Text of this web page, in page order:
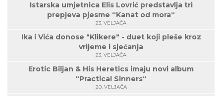
Istarska umjetnica Elis Lovrić predstavlja tri
prepjeva pjesme “Kanat od mora“
23. VELJAČA
Ika i Vića donose "Klikere" - duet koji pleše kroz
vrijeme i sjećanja
23. VELJAČA
Erotic Biljan & His Heretics imaju novi album
“Practical Sinners“
20. VELJAČA